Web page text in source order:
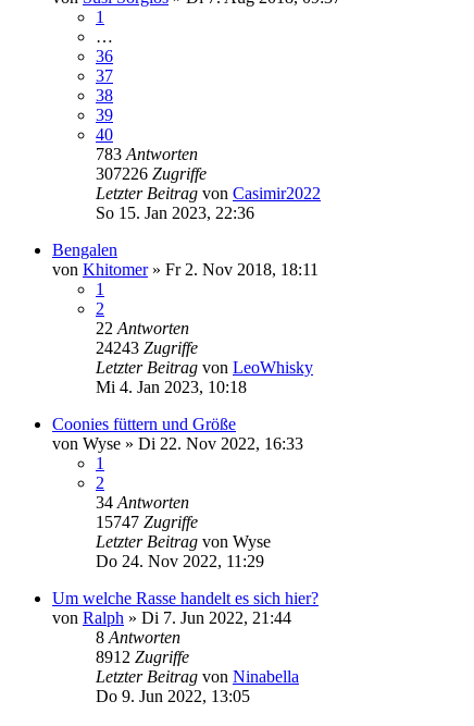
1
…
36
37
38
39
40
783Antworten
307226 Zugriffe
Letzter Beitrag von Casimir2022
So 15. Jan 2023, 22:36
Bengalen
von Khitomer» Fr 2. Nov 2018, 18:11
1
2
22Antworten
24243 Zugriffe
Letzter Beitrag von LeoWhisky
Mi 4. Jan 2023, 10:18
Coonies füttern und Größe
von Wyse » Di 22. Nov 2022, 16:33
1
2
34Antworten
15747 Zugriffe
Letzter Beitrag von Wyse
Do 24. Nov 2022, 11:29
Um welche Rasse handelt es sich hier?
von Ralph » Di 7. Jun 2022, 21:44
8Antworten
8912 Zugriffe
Letzter Beitrag von Ninabella
Do 9. Jun 2022, 13:05